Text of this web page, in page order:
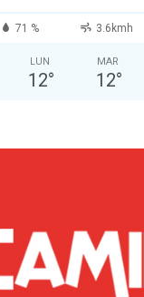
71 % 3.6kmh
LUN
12°
MAR
12°